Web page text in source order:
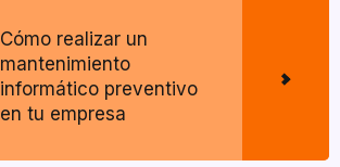
Cómo realizar un
mantenimiento
informático preventivo
en tu empresa